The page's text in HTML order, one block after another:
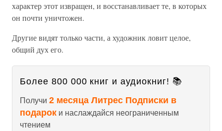
характер этот извращен, и восстанавливает те, в которых
он почти уничтожен.
Другие видят только части, а художник ловит целое,
общий дух его.
Более 800 000 книг и аудиокниг! 📚
Получи 2 месяца Литрес Подписки в
подарок и наслаждайся неограниченным
чтением